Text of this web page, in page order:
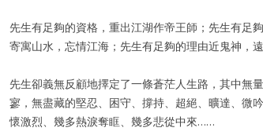
先生有足夠的資格，重出江湖作帝王師；先生有足
寄寓山水，忘情江海；先生有足夠的理由近鬼神，遠
先生卻義無反顧地擇定了一條蒼茫人生路，其中無
寥，無盡藏的堅忍、困守、撐持、超絕、曠達、微
懷激烈、幾多熱淚奪眶、幾多悲從中來……